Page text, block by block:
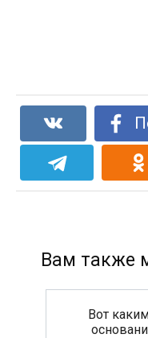
Вам также
Вот